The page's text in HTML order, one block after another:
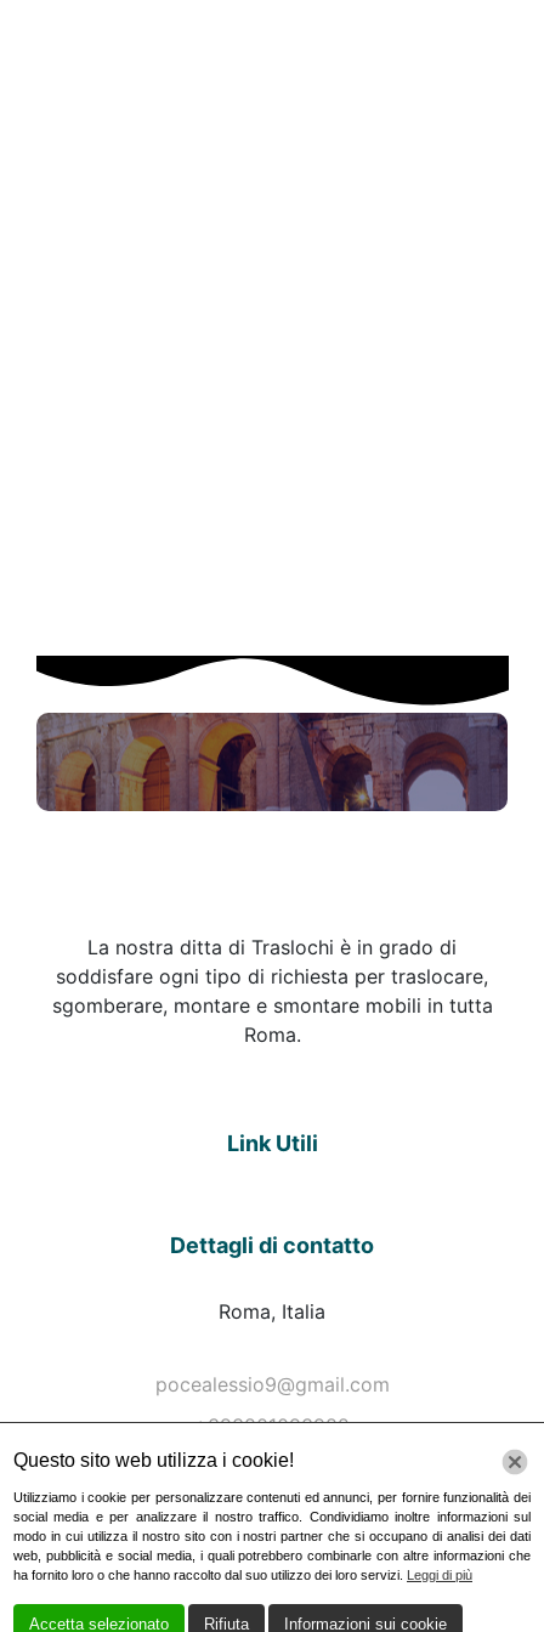
La nostra ditta di Traslochi è in grado di
soddisfare ogni tipo di richiesta per traslocare,
sgomberare, montare e smontare mobili in tutta
Roma.
Link Utili
Dettagli di contatto
Roma, Italia
pocealessio9@gmail.com
+393801093982
Orari Lavorativi
Lavoriamo 7 giorni su 7
Lunedì / Venerdì: 8:00 - 20:00
Questo sito web utilizza i cookie!
Utilizziamo i cookie per personalizzare contenuti ed annunci, per fornire funzionalità dei
social media e per analizzare il nostro traffico. Condividiamo inoltre informazioni sul
modo in cui utilizza il nostro sito con i nostri partner che si occupano di analisi dei dati
web, pubblicità e social media, i quali potrebbero combinarle con altre informazioni che
ha fornito loro o che hanno raccolto dal suo utilizzo dei loro servizi. Leggi di più
Accetta selezionato Rifiuta Informazioni sui cookie